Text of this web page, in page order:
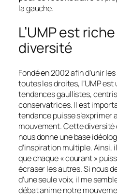
la gauche.
L’UMP est
diversité
Fondé en 2002 afin d’unir
toutes les droites, l’UMP
tendances gaullistes,
conservatrices. Il est
tendance puisse s’exprimer
mouvement. Cette
nous donne une base
d’inspiration multiple. Ainsi,
que chaque« courant »
écraser les autres. Si nous
d’une seule voix, il me
débat anime notre